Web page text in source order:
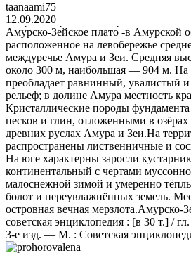
taanaami75
12.09.2020
Аму́рско-Зе́йское плато́ -в Амурской
расположенное на левобережье
междуречье Амура и Зеи. Средняя
около 300 м, наибольшая — 904 м. На
преобладает равнинный, увалистый
рельеф; в долине Амура местность
Кристаллические породы
песков и глин, отложенными в озёрах
древних руслах Амура и Зеи.На
распространены лиственничные и
На юге характерны заросли
континентальный с чертами
малоснежной зимой и умеренно
болот и переувлажнённых земель.
островная вечная мерзлота.Амурско-
советская энциклопедия : [в 30 т.] /
3-е изд. — М. : Советская